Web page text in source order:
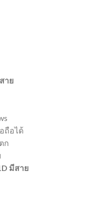
าย
ถือได้
ก
มีสาย